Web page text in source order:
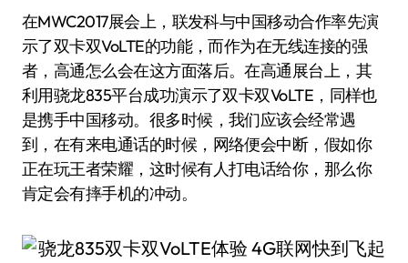
在MWC2017展会上，联发科与中国移动合作率先演
示了双卡双VoLTE的功能，而作为在无线连接的强
者，高通怎么会在这方面落后。在高通展台上，其
利用骁龙835平台成功演示了双卡双VoLTE，同样也
是携手中国移动。很多时候，我们应该会经常遇
到，在有来电通话的时候，网络便会中断，假如你
正在玩王者荣耀，这时候有人打电话给你，那么你
肯定会有摔手机的冲动。